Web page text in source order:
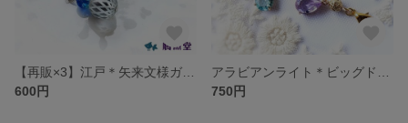
600円
750円